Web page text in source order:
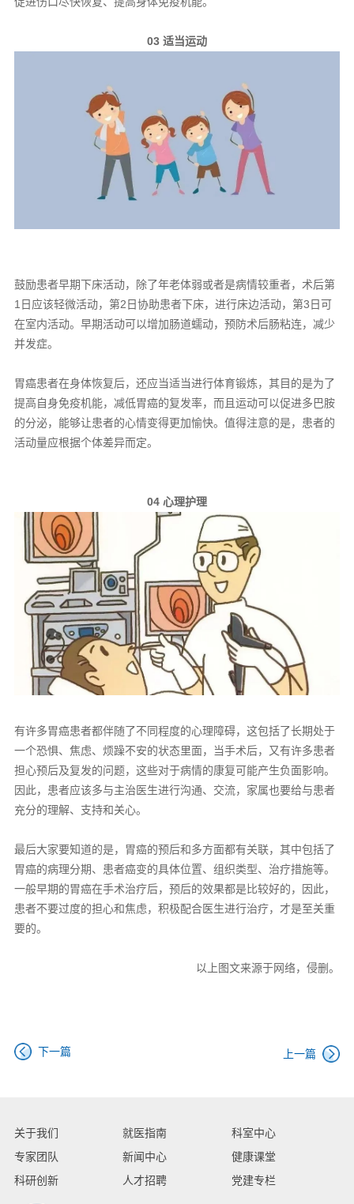
03 适当运动
鼓励患者早期下床活动，除了年老体弱或者是病情较重者，术后第
1日应该轻微活动，第2日协助患者下床，进行床边活动，第3日可
在室内活动。早期活动可以增加肠道蠕动，预防术后肠粘连，减少
并发症。
胃癌患者在身体恢复后，还应当适当进行体育锻炼，其目的是为了
提高自身免疫机能，减低胃癌的复发率，而且运动可以促进多巴胺
的分泌，能够让患者的心情变得更加愉快。值得注意的是，患者的
活动量应根据个体差异而定。
04 心理护理
有许多胃癌患者都伴随了不同程度的心理障碍，这包括了长期处于
一个恐惧、焦虑、烦躁不安的状态里面，当手术后，又有许多患者
担心预后及复发的问题，这些对于病情的康复可能产生负面影响。
因此，患者应该多与主治医生进行沟通、交流，家属也要给与患者
充分的理解、支持和关心。
最后大家要知道的是，胃癌的预后和多方面都有关联，其中包括了
胃癌的病理分期、患者癌变的具体位置、组织类型、治疗措施等。
一般早期的胃癌在手术治疗后，预后的效果都是比较好的，因此，
患者不要过度的担心和焦虑，积极配合医生进行治疗，才是至关重
要的。
以上图文来源于网络，侵删。
下一篇 上一篇
关于我们 就医指南
科室中心
专家团队
新闻中心
健康课堂
科研创新
人才招聘 党建专栏